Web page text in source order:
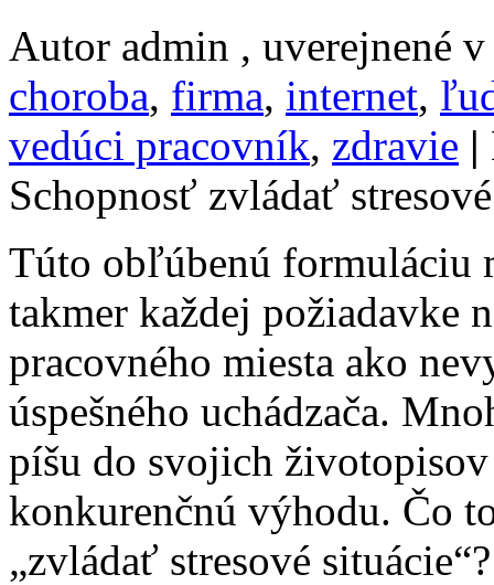
Autor admin , uverejnené
choroba, firma, internet,
vedúci pracovník, zdravie |
Schopnosť zvládať
Túto obľúbenú formuláciu
takmer každej požiadavke
pracovného miesta ako
úspešného uchádzača.
píšu do svojich
konkurenčnú výhodu. Čo
„zvládať stresové situácie“?